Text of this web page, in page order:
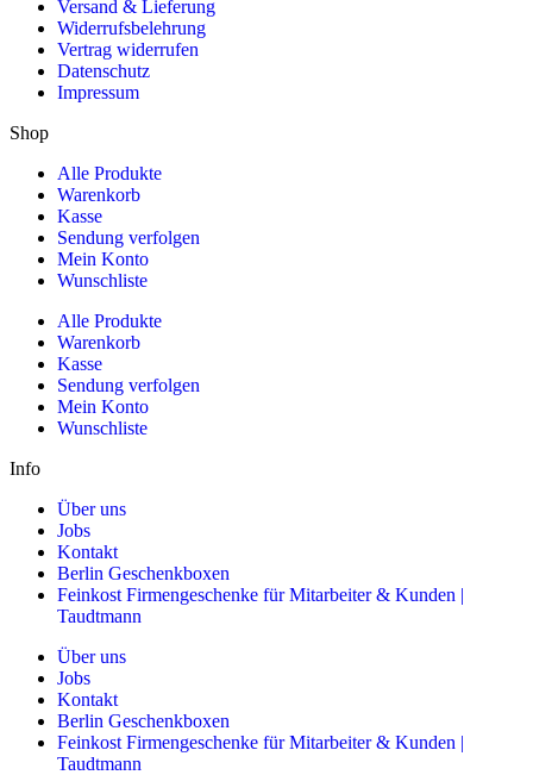
Versand & Lieferung
Widerrufsbelehrung
Vertrag widerrufen
Datenschutz
Impressum
Shop
Alle Produkte
Warenkorb
Kasse
Sendung verfolgen
Mein Konto
Wunschliste
Alle Produkte
Warenkorb
Kasse
Sendung verfolgen
Mein Konto
Wunschliste
Info
Über uns
Jobs
Kontakt
Berlin Geschenkboxen
Feinkost Firmengeschenke für Mitarbeiter & Kunden |
Taudtmann
Über uns
Jobs
Kontakt
Berlin Geschenkboxen
Feinkost Firmengeschenke für Mitarbeiter & Kunden |
Taudtmann